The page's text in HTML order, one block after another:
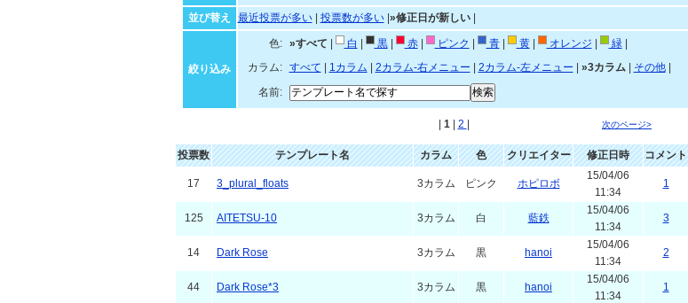
並び替え
最近投票が多い| 投票数が多い| »修正日が新しい|
絞り込み
色: »すべて 白 黒| 赤| ピンク 青| 黄| オレンジ 緑|
カラム:
すべて 1カラム 2カラム-右メニュー 2カラム-左メニュー »3カラム| その他|
名前:
1 2 次のページ>
投票数 テンプレート名 カラム 色 クリエイター 修正日時 コメント
17 3_plural_floats 3カラム ピンク ホピロボ
15/04/06
11:34
1
125 AITETSU-10 3カラム 白 藍鉄
15/04/06
11:34
3
14 Dark Rose 3カラム 黒 hanoi
15/04/06
11:34
2
44 Dark Rose*3 3カラム 黒 hanoi
15/04/06
11:34
1